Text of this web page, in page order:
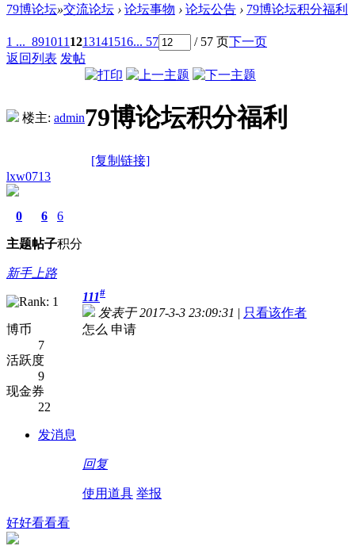
79博论坛»交流论坛 › 论坛事物 › 论坛公告 › 79博论坛积分福利
1 ... 891011 1213141516... 57 / 57 页下一页
返回列表 发帖
楼主: admin79博论坛积分福利
[复制链接]
lxw0713
0
主题
6
帖子
6
积分
新手上路
博币
7
活跃度
9
现金券
22
发消息
111#
发表于 2017-3-3 23:09:31 | 只看该作者
怎么 申请
回复
使用道具 举报
好好看看看